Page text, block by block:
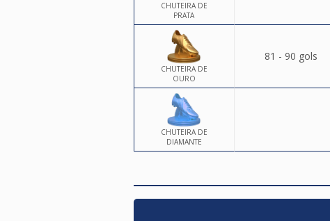
CHUTEIRA DE
PRATA
CHUTEIRA DE
OURO
81 - 90 gols
CHUTEIRA DE
DIAMANTE